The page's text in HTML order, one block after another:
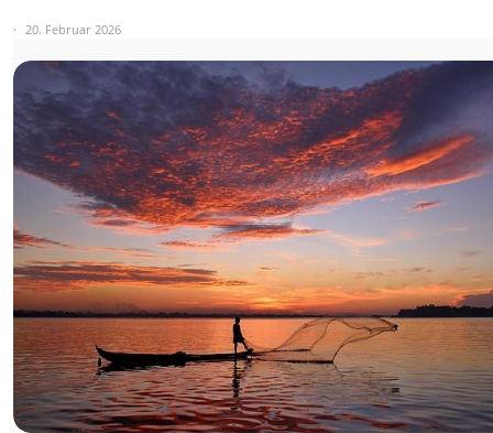
20. Februar 2026